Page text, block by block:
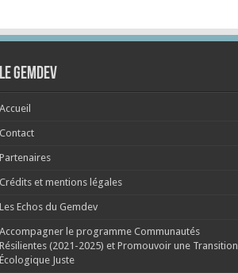
Le Gemdev
Accueil
Contact
Partenaires
Crédits et mentions légales
Les Echos du Gemdev
Accompagner le programme Communautés
Résilientes (2021-2025) et Promouvoir une Transition
Écologique Juste